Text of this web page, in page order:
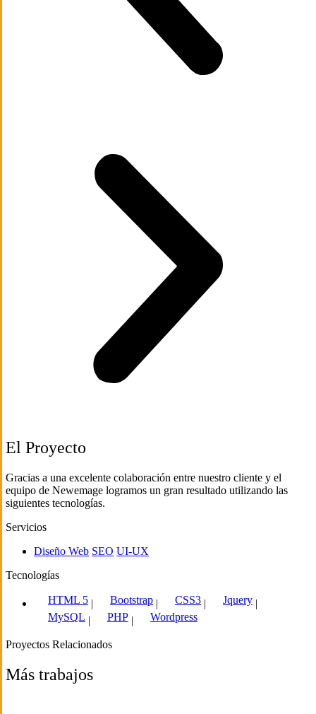
El Proyecto
Gracias a una excelente colaboración entre nuestro cliente y el
equipo de Newemage logramos un gran resultado utilizando las
siguientes tecnologías.
Servicios
Diseño Web SEO UI-UX
Tecnologías
HTML 5 | Bootstrap | CSS3 | Jquery |
MySQL | PHP | Wordpress
Proyectos Relacionados
Más trabajos